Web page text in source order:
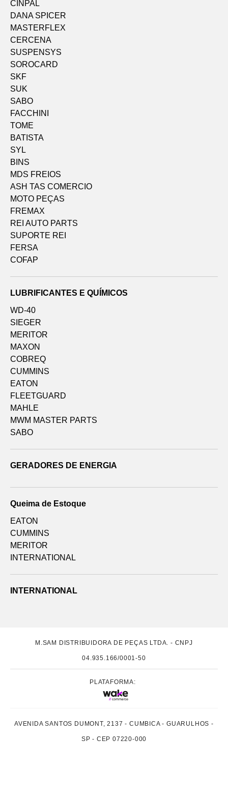
CINPAL
DANA SPICER
MASTERFLEX
CERCENA
SUSPENSYS
SOROCARD
SKF
SUK
SABO
FACCHINI
TOME
BATISTA
SYL
BINS
MDS FREIOS
ASH TAS COMERCIO
MOTO PEÇAS
FREMAX
REI AUTO PARTS
SUPORTE REI
FERSA
COFAP
LUBRIFICANTES E QUÍMICOS
WD-40
SIEGER
MERITOR
MAXON
COBREQ
CUMMINS
EATON
FLEETGUARD
MAHLE
MWM MASTER PARTS
SABO
GERADORES DE ENERGIA
Queima de Estoque
EATON
CUMMINS
MERITOR
INTERNATIONAL
INTERNATIONAL
M.SAM DISTRIBUIDORA DE PEÇAS LTDA. - CNPJ
04.935.166/0001-50
PLATAFORMA:
AVENIDA SANTOS DUMONT, 2137 - CUMBICA - GUARULHOS -
SP - CEP 07220-000